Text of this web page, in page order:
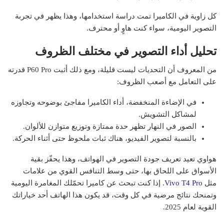
كل زاوية في الكاميرا تمت دراسة استخدامها، وهذا يظهر في تجربة
التصوير اليومية، سواء كنت هاوٍ أو محترف.
تحليل أداء التصوير في مختلف الظروف
من المعروف أن التحديات ليست قليلة، ومع ذلك أثبت P60 Pro قدرته
على التعامل مع أصعب الظروف:
في الإضاءة المنخفضة، أداء الكاميرا مفاجئ بوضوحه وتجاوزه
لمشاكل التشويش.
الصور في النهار تظهر حدة ممتازة وتوزيع متوازن للألوان.
بالنسبة لتصوير الفيديو، هناك ثبات ملحوظ حتى أثناء الحركة.
هواوي تعيد تعريف جودة التصوير في الهواتف، وهذا يحفّز بقية
الأسواق على اللحاق بها، حتى وسط التنافس القوي من علامات
مثل Vivo T4 Pro. إذا كنت تبحث عن كاميرا تحمّلك المغامرة اليومية
وتمنحك نتائج مرضية في كل وقت، قد يكون هذا الهاتف أحد خياراتك
القوية لعام 2025.